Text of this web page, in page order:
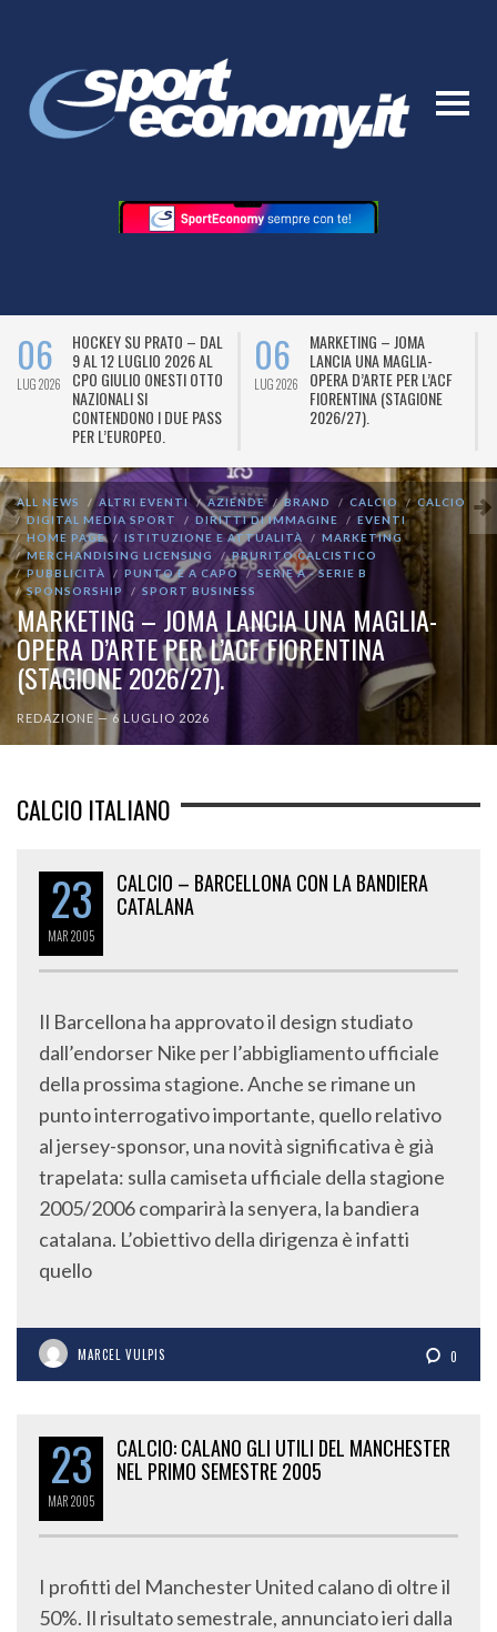
06
LUG 2026
HOCKEY SU PRATO – DAL
9 AL 12 LUGLIO 2026 AL
CPO GIULIO ONESTI OTTO
NAZIONALI SI
CONTENDONO I DUE PASS
PER L’EUROPEO.
06
LUG 2026
MARKETING – JOMA
LANCIA UNA MAGLIA-
OPERA D’ARTE PER L’ACF
FIORENTINA (STAGIONE
2026/27).
ALL NEWS ALTRI EVENTI AZIENDE BRAND CALCIO
CALCIO
DIGITAL MEDIA SPORT
DIRITTI DI IMMAGINE
EVENTI
HOME PAGE
ISTITUZIONE E ATTUALITÀ
MARKETING
MERCHANDISING LICENSING
PRURITO CALCISTICO
PUBBLICITÀ
PUNTO E A CAPO
SERIE A - SERIE B
SPONSORSHIP
SPORT BUSINESS
MARKETING – JOMA LANCIA UNA MAGLIA-
OPERA D’ARTE PER L’ACF FIORENTINA
(STAGIONE 2026/27).
REDAZIONE — 6 LUGLIO 2026
CALCIO ITALIANO
23
MAR2005
CALCIO – BARCELLONA CON LA BANDIERA
CATALANA
Il Barcellona ha approvato il design studiato
dall’endorser Nike per l’abbigliamento ufficiale
della prossima stagione. Anche se rimane un
punto interrogativo importante, quello relativo
al jersey-sponsor, una novità significativa è già
trapelata: sulla camiseta ufficiale della stagione
2005/2006 comparirà la senyera, la bandiera
catalana. L’obiettivo della dirigenza è infatti
quello
MARCEL VULPIS 0
23
MAR2005
CALCIO: CALANO GLI UTILI DEL MANCHESTER
NEL PRIMO SEMESTRE 2005
I profitti del Manchester United calano di oltre il
50%. Il risultato semestrale, annunciato ieri dalla